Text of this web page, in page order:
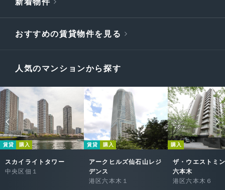
新着物件
おすすめの賃貸物件を見る
人気のマンションから探す
賃貸 購入
スカイライトタワー
中央区佃１
賃貸 購入
アークヒルズ仙石山レジ
デンス
港区六本木１
購入
ザ・ウエストミ
六本木
港区六本木６